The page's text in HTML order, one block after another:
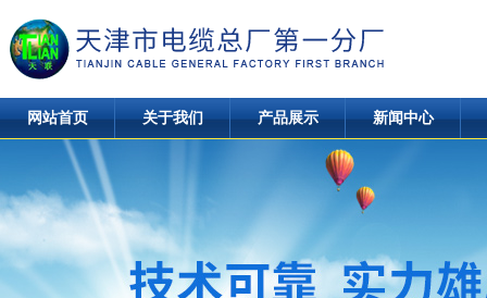
网站首页 关于我们 产品展示 新闻中心